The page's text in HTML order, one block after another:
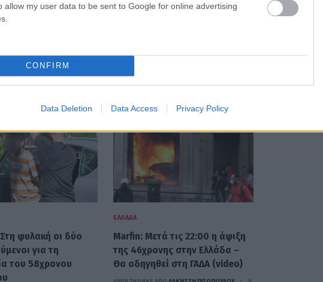
allow my user data to be sent to Google for online advertising
CONFIRM
Data Deletion Data Access Privacy Policy
φυλακή οι δύο
για τη
του 58χρονου
ΕΛΛΆΔΑ
Marfin: Μετά τις 22:00 η άφιξη
της 46χρονης στην Ελλάδα –
Θα οδηγηθεί στη ΓΑΔΑ (video)